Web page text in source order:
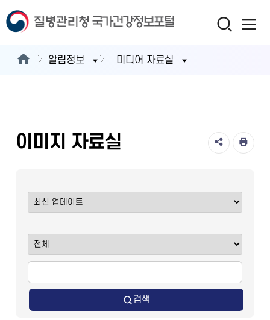
알림정보 미디어 자료실
이미지 자료실
검색